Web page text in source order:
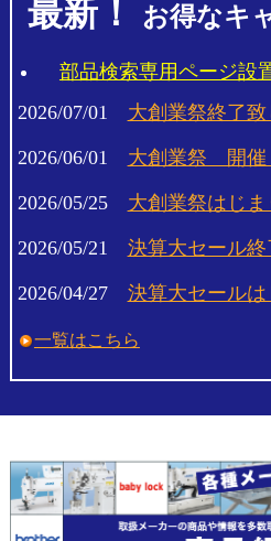
最新！ お得なキ
部品検索専用ページ設
2026/07/01
大創業祭終了致
2026/06/01 大創業祭 開催
2026/05/25 大創業祭はじま
2026/05/21 決算大セール終
2026/04/27 決算大セールは
一覧はこちら